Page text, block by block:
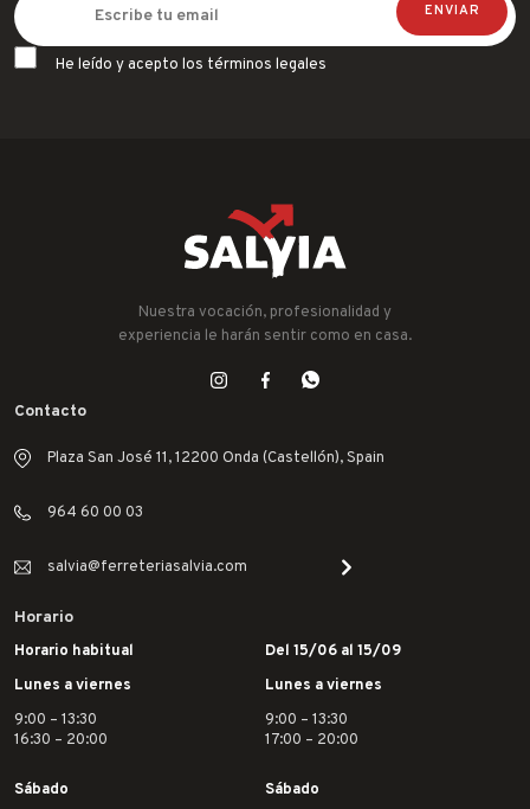
He leído y acepto los términos legales
Nuestra vocación, profesionalidad y
experiencia le harán sentir como en casa.
Contacto
Plaza San José 11, 12200 Onda (Castellón), Spain
964 60 00 03
salvia@ferreteriasalvia.com
Horario
Horario habitual
Lunes a viernes
9:00 – 13:30
16:30 – 20:00
Sábado
Del 15/06 al 15/09
Lunes a viernes
9:00 – 13:30
17:00 – 20:00
Sábado